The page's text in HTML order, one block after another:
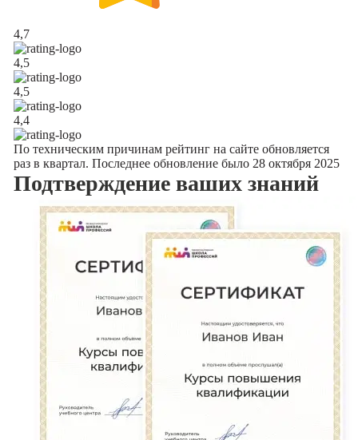
4,7
4,5
4,5
4,4
По техническим причинам рейтинг на сайте обновляется
раз в квартал. Последнее обновление было 28 октября 2025
Подтверждение ваших знаний